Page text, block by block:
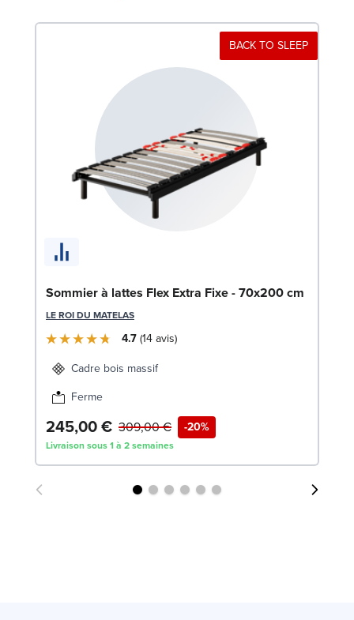
BACK TO SLEEP
Sommier à lattes Flex Extra Fixe - 70x200 cm
LE ROI DU MATELAS
4.7 14avis
Cadre bois massif
Ferme
245,00 € -20%
309,00 €
Livraison sous 1 à 2 semaines